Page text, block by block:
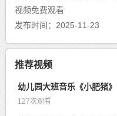
视频免费观看
发布时间：2025-11-23
推荐视频
幼儿园大班音乐《小肥猪》
127次观看